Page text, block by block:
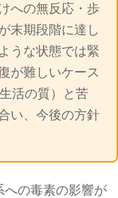
への無反応・歩
末期段階に達し
うな状態では緊
が難しいケース
活の質）と苦
い、今後の方針
への毒素の影響が